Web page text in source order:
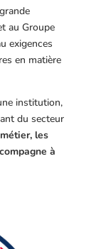
au Groupe
exigences
en matière
institution,
du secteur
les
à